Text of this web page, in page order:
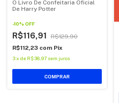
O Livro De Confeitaria Oficial
De Harry Potter
-10% OFF
R$116,91
R$129,90
R$112,23 com Pix
3x de R$38,97 sem juros
COMPRAR